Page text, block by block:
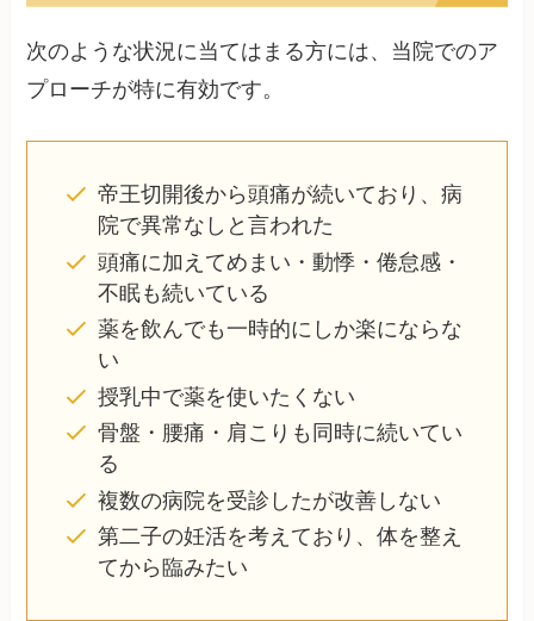
次のような状況に当てはまる方には、当院でのア
プローチが特に有効です。
帝王切開後から頭痛が続いており、病
院で異常なしと言われた
頭痛に加えてめまい・動悸・倦怠感・
不眠も続いている
薬を飲んでも一時的にしか楽にならな
い
授乳中で薬を使いたくない
骨盤・腰痛・肩こりも同時に続いてい
る
複数の病院を受診したが改善しない
第二子の妊活を考えており、体を整え
てから臨みたい